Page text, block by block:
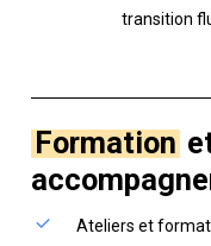
transition
Formation
Ateliers et